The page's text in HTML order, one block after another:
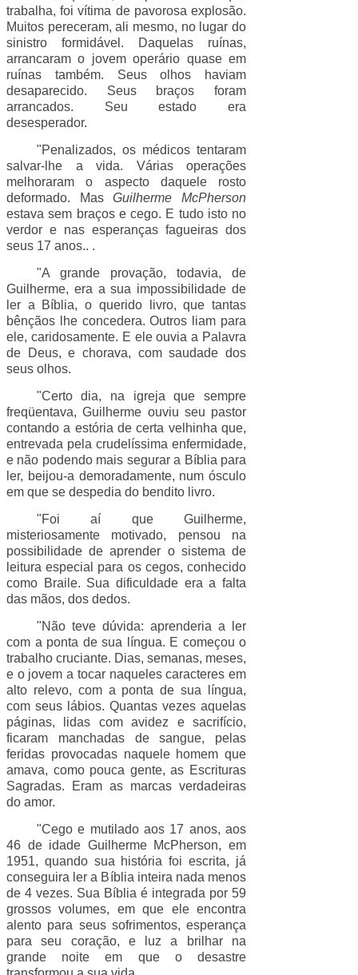
trabalha, foi vítima de pavorosa explosão.
Muitos pereceram, ali mesmo, no lugar do
sinistro formidável. Daquelas ruínas,
arrancaram o jovem operário quase em
ruínas também. Seus olhos haviam
desaparecido. Seus braços foram
arrancados. Seu estado era
desesperador.
"Penalizados, os médicos tentaram
salvar-lhe a vida. Várias operações
melhoraram o aspecto daquele rosto
deformado. MasGuilherme McPherson
estava sem braços e cego. E tudo isto no
verdor e nas esperanças fagueiras dos
seus 17 anos.. .
"A grande provação, todavia, de
Guilherme, era a sua impossibilidade de
ler a Bíblia, o querido livro, que tantas
bênçãos lhe concedera. Outros liam para
ele, caridosamente. E ele ouvia a Palavra
de Deus, e chorava, com saudade dos
seus olhos.
"Certo dia, na igreja que sempre
freqüentava, Guilherme ouviu seu pastor
contando a estória de certa velhinha que,
entrevada pela crudelíssima enfermidade,
e não podendo mais segurar a Bíblia para
ler, beijou-a demoradamente, num ósculo
em que se despedia do bendito livro.
"Foi aí que Guilherme,
misteriosamente motivado, pensou na
possibilidade de aprender o sistema de
leitura especial para os cegos, conhecido
como Braile. Sua dificuldade era a falta
das mãos, dos dedos.
"Não teve dúvida: aprenderia a ler
com a ponta de sua língua. E começou o
trabalho cruciante. Dias, semanas, meses,
e o jovem a tocar naqueles caracteres em
alto relevo, com a ponta de sua língua,
com seus lábios. Quantas vezes aquelas
páginas, lidas com avidez e sacrifício,
ficaram manchadas de sangue, pelas
feridas provocadas naquele homem que
amava, como pouca gente, as Escrituras
Sagradas. Eram as marcas verdadeiras
do amor.
"Cego e mutilado aos 17 anos, aos
46 de idade Guilherme McPherson, em
1951, quando sua história foi escrita, já
conseguira ler a Bíblia inteira nada menos
de 4 vezes. Sua Bíblia é integrada por 59
grossos volumes, em que ele encontra
alento para seus sofrimentos, esperança
para seu coração, e luz a brilhar na
grande noite em que o desastre